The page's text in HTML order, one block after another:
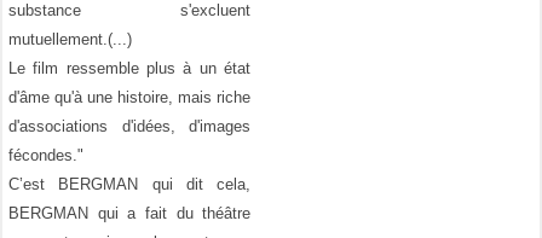
substance s'excluent
mutuellement.(...)
Le film ressemble plus à un état
d'âme qu'à une histoire, mais riche
d'associations d'idées, d'images
fécondes."
C’est BERGMAN qui dit cela,
BERGMAN qui a fait du théâtre